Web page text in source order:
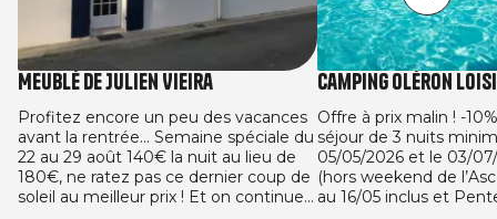
Meublé de Julien Vieira
Profitez encore un peu des vacances
avant la rentrée... Semaine spéciale du
22 au 29 août 140€ la nuit au lieu de
180€, ne ratez pas ce dernier coup de
soleil au meilleur prix ! Et on continue
Camping Oléron
Offre à prix malin ! -
séjour de 3 nuits
05/05/2026 et le 03/
(hors weekend de
au 16/05 inclus et